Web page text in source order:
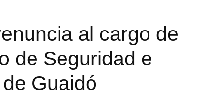
al cargo de
de Seguridad e
Guaidó